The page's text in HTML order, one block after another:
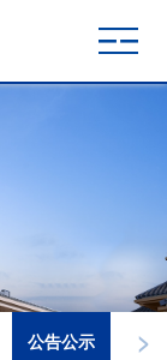
公告公示 >